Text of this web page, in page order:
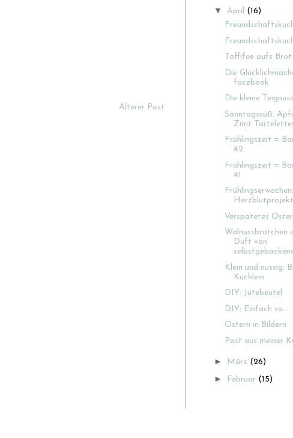
Älterer Post
▼ April (16)
Toffifee aufs Brot
Die
facebook
Die kleine Teignuss
Sonntagssüß:
Zimt
Frühlingszeit =
#2
Frühlingszeit =
#1
Verspätetes
Walnussbrötchen
Duft von
Klein und nussig:
Küchlein
DIY: Jutebeutel
DIY: Einfach so...
Ostern in Bildern
Post aus meiner
► März (26)
► Februar (15)